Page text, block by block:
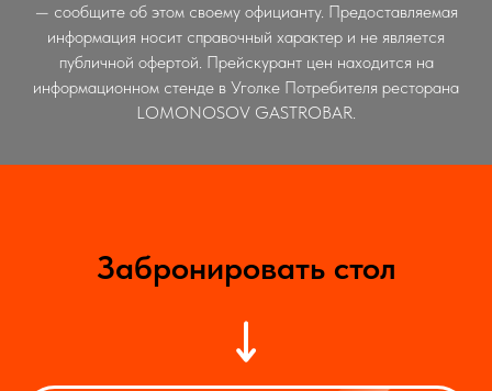
— сообщите об этом своему официанту. Предоставляемая
информация носит справочный характер и не является
публичной офертой. Прейскурант цен находится на
информационном стенде в Уголке Потребителя ресторана
LOMONOSOV GASTROBAR.
Забронировать стол